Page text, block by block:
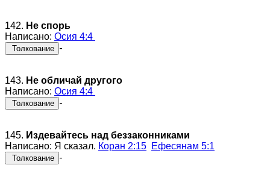
142. Не спорь
Написано: Осия 4:4
Толкование -
143. Не обличай другого
Написано: Осия 4:4
Толкование -
145. Издевайтесь над беззаконниками
Написано: Я сказал. Коран 2:15 Ефесянам 5:1
Толкование -